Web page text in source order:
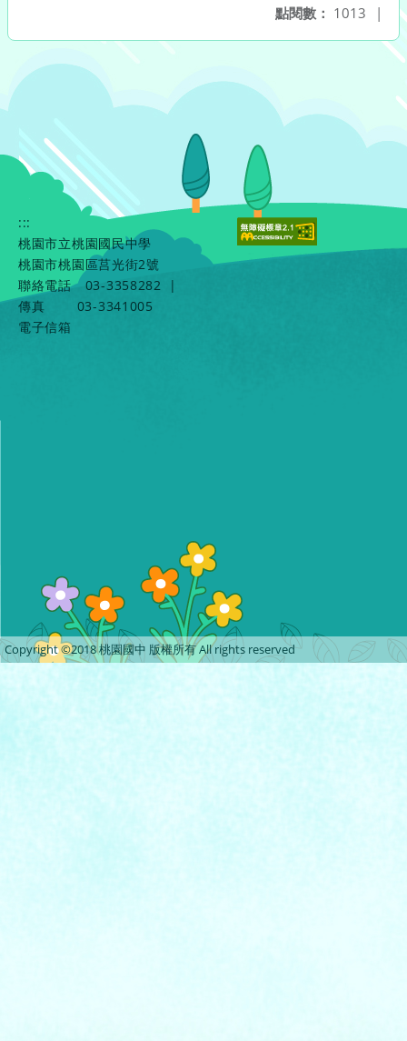
點閱數： 1013 |
:::
桃園市立桃園國民中學
桃園市桃園區莒光街2號
聯絡電話
03-3358282
|
傳真
03-3341005
電子信箱
Copyright ©2018 桃園國中 版權所有 All rights reserved